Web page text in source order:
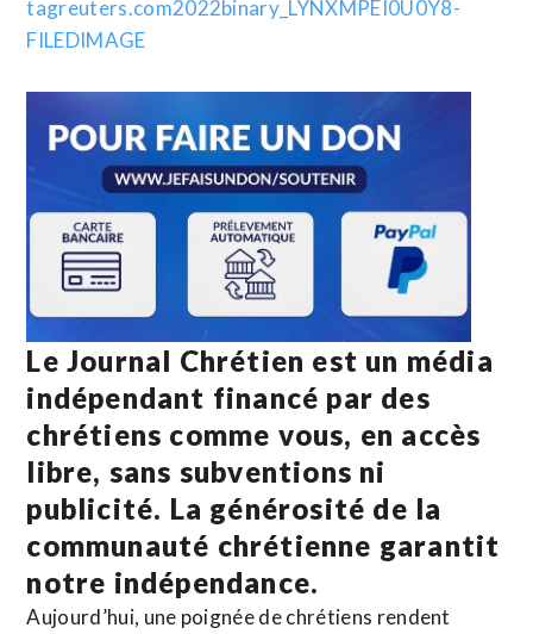
Le Journal Chrétien est un média
indépendant financé par des
chrétiens comme vous, en accès
libre, sans subventions ni
publicité. La générosité de la
communauté chrétienne garantit
notre indépendance.
Aujourd’hui, une poignée de chrétiens rendent